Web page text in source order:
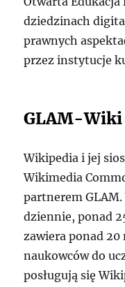
dziedzinach
prawnych
przez instytucje
GLAM-Wiki
Wikipedia i jej
Wikimedia
partnerem
dziennie, ponad
zawiera ponad
naukowców do
posługują się